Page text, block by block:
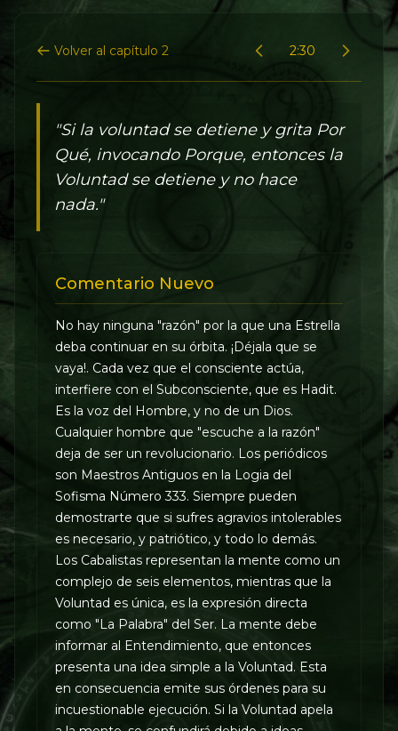
Volver al capítulo 2 2:30
"Si la voluntad se detiene y grita Por
Qué, invocando Porque, entonces la
Voluntad se detiene y no hace
nada."
Comentario Nuevo
No hay ninguna "razón" por la que una Estrella
deba continuar en su órbita. ¡Déjala que se
vaya!. Cada vez que el consciente actúa,
interfiere con el Subconsciente, que es Hadit.
Es la voz del Hombre, y no de un Dios.
Cualquier hombre que "escuche a la razón"
deja de ser un revolucionario. Los periódicos
son Maestros Antiguos en la Logia del
Sofisma Número 333. Siempre pueden
demostrarte que si sufres agravios intolerables
es necesario, y patriótico, y todo lo demás.
Los Cabalistas representan la mente como un
complejo de seis elementos, mientras que la
Voluntad es única, es la expresión directa
como "La Palabra" del Ser. La mente debe
informar al Entendimiento, que entonces
presenta una idea simple a la Voluntad. Esta
en consecuencia emite sus órdenes para su
incuestionable ejecución. Si la Voluntad apela